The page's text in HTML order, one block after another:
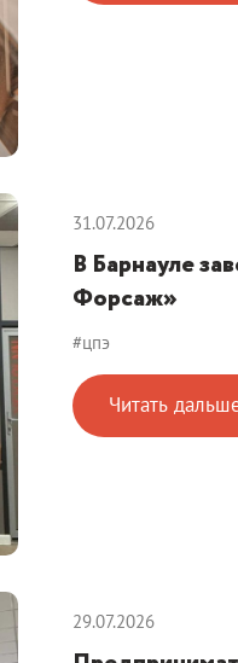
31.07.2026
В Барнауле
Форсаж»
#цпэ
Читать
29.07.2026